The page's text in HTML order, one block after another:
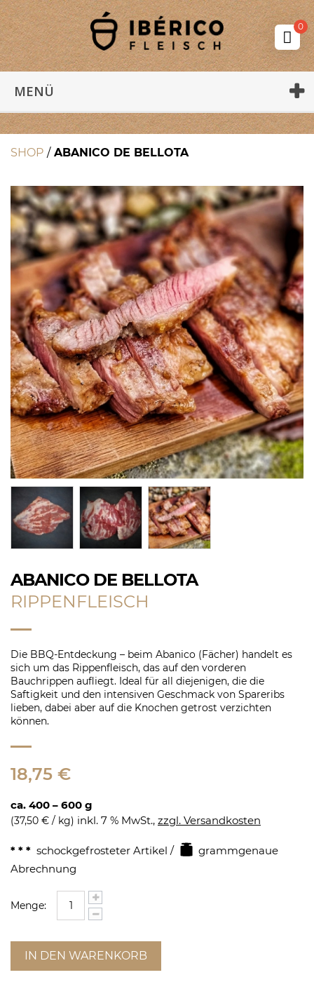
MENÜ
SHOP / ABANICO DE BELLOTA
ABANICO DE BELLOTA
RIPPENFLEISCH
Die BBQ-Entdeckung – beim Abanico (Fächer) handelt es
sich um das Rippenfleisch, das auf den vorderen
Bauchrippen aufliegt. Ideal für all diejenigen, die die
Saftigkeit und den intensiven Geschmack von Spareribs
lieben, dabei aber auf die Knochen getrost verzichten
können.
18,75 €
ca. 400 – 600 g
(37,50 € / kg) inkl. 7 % MwSt., zzgl. Versandkosten
* * * schockgefrosteter Artikel /
grammgenaue
Abrechnung
Menge:
IN DEN WARENKORB
0